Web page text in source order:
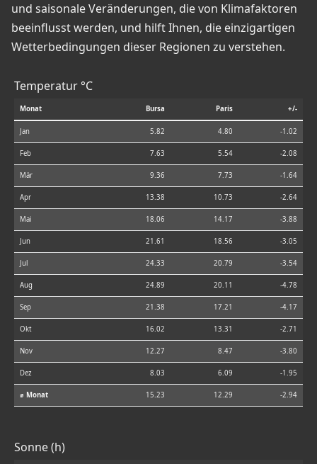
und saisonale Veränderungen, die von Klimafaktoren
beeinflusst werden, und hilft Ihnen, die einzigartigen
Wetterbedingungen dieser Regionen zu verstehen.
Temperatur °C
Monat Bursa Paris +/-
Jan 5.82 4.80 -1.02
Feb 7.63 5.54 -2.08
Mär 9.36 7.73 -1.64
Apr 13.38 10.73 -2.64
Mai 18.06 14.17 -3.88
Jun 21.61 18.56 -3.05
Jul 24.33 20.79 -3.54
Aug 24.89 20.11 -4.78
Sep 21.38 17.21 -4.17
Okt 16.02 13.31 -2.71
Nov 12.27 8.47 -3.80
Dez 8.03 6.09 -1.95
⌀ Monat 15.23 12.29 -2.94
Sonne (h)